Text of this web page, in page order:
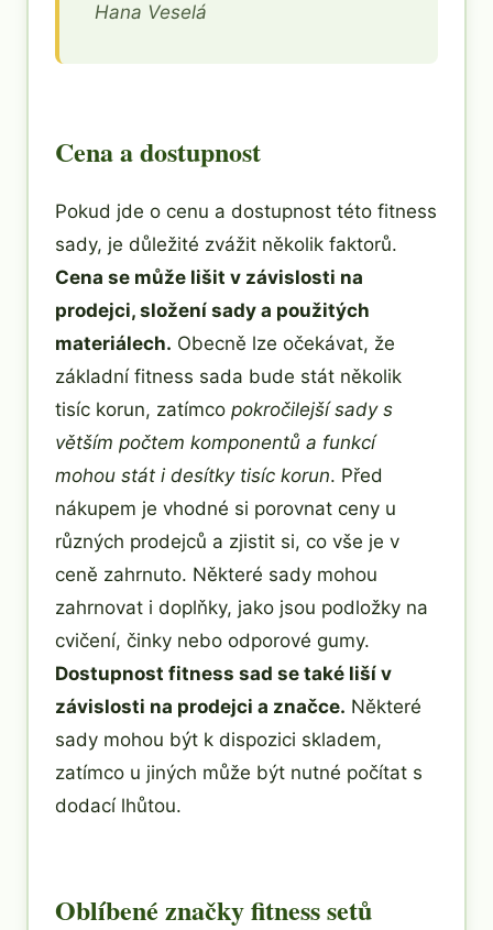
Hana Veselá
Cena a dostupnost
Pokud jde o cenu a dostupnost této fitness
sady, je důležité zvážit několik faktorů.
Cena se může lišit v závislosti na
prodejci, složení sady a použitých
materiálech. Obecně lze očekávat, že
základní fitness sada bude stát několik
tisíc korun, zatímco pokročilejší sady s
větším počtem komponentů a funkcí
mohou stát i desítky tisíc korun. Před
nákupem je vhodné si porovnat ceny u
různých prodejců a zjistit si, co vše je v
ceně zahrnuto. Některé sady mohou
zahrnovat i doplňky, jako jsou podložky na
cvičení, činky nebo odporové gumy.
Dostupnost fitness sad se také liší v
závislosti na prodejci a značce. Některé
sady mohou být k dispozici skladem,
zatímco u jiných může být nutné počítat s
dodací lhůtou.
Oblíbené značky fitness setů